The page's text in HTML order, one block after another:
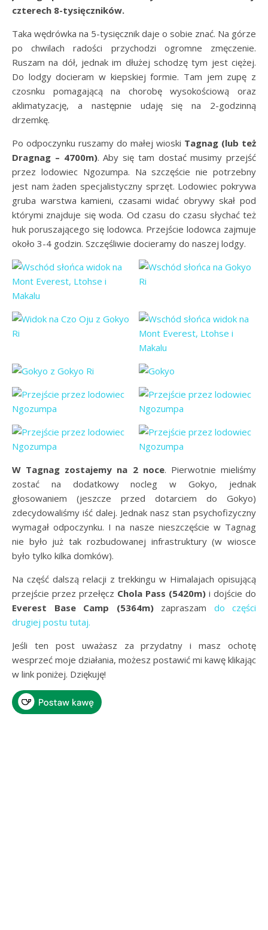
czterech 8-tysięczników.
Taka wędrówka na 5-tysięcznik daje o sobie znać. Na górze
po chwilach radości przychodzi ogromne zmęczenie.
Ruszam na dół, jednak im dłużej schodzę tym jest ciężej.
Do lodgy docieram w kiepskiej formie. Tam jem zupę z
czosnku pomagającą na chorobę wysokościową oraz
aklimatyzację, a następnie udaję się na 2-godzinną
drzemkę.
Po odpoczynku ruszamy do małej wioski Tagnag (lub też
Dragnag – 4700m). Aby się tam dostać musimy przejść
przez lodowiec Ngozumpa. Na szczęście nie potrzebny
jest nam żaden specjalistyczny sprzęt. Lodowiec pokrywa
gruba warstwa kamieni, czasami widać obrywy skał pod
którymi znajduje się woda. Od czasu do czasu słychać też
huk poruszającego się lodowca. Przejście lodowca zajmuje
około 3-4 godzin. Szczęśliwie docieramy do naszej lodgy.
W Tagnag zostajemy na 2 noce. Pierwotnie mieliśmy
zostać na dodatkowy nocleg w Gokyo, jednak
głosowaniem (jeszcze przed dotarciem do Gokyo)
zdecydowaliśmy iść dalej. Jednak nasz stan psychofizyczny
wymagał odpoczynku. I na nasze nieszczęście w Tagnag
nie było już tak rozbudowanej infrastruktury (w wiosce
było tylko kilka domków).
Na część dalszą relacji z trekkingu w Himalajach opisującą
przejście przez przełęcz Chola Pass (5420m) i dojście do
Everest Base Camp (5364m)zapraszam do części
drugiej postu tutaj.
Jeśli ten post uważasz za przydatny i masz ochotę
wesprzeć moje działania, możesz postawić mi kawę klikając
w link poniżej. Dziękuję!